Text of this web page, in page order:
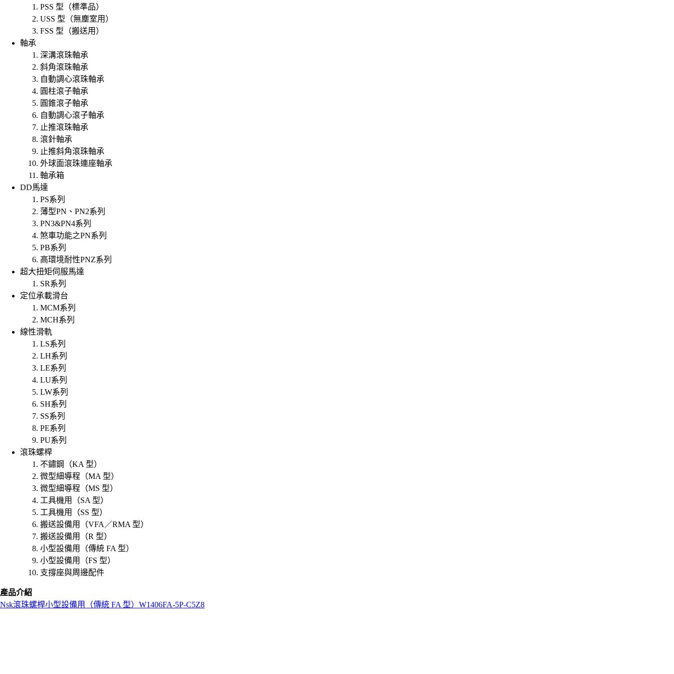
PSS 型（標準品）
USS 型（無塵室用）
FSS 型（搬送用）
軸承
深溝滾珠軸承
斜角滾珠軸承
自動調心滾珠軸承
圓柱滾子軸承
圓錐滾子軸承
自動調心滾子軸承
止推滾珠軸承
滾針軸承
止推斜角滾珠軸承
外球面滾珠連座軸承
軸承箱
DD馬達
PS系列
薄型PN、PN2系列
PN3&PN4系列
煞車功能之PN系列
PB系列
高環境耐性PNZ系列
超大扭矩伺服馬達
SR系列
定位承載滑台
MCM系列
MCH系列
線性滑軌
LS系列
LH系列
LE系列
LU系列
LW系列
SH系列
SS系列
PE系列
PU系列
滾珠螺桿
不鏽鋼（KA 型）
微型細導程（MA 型）
微型細導程（MS 型）
工具機用（SA 型）
工具機用（SS 型）
搬送設備用（VFA／RMA 型）
搬送設備用（R 型）
小型設備用（傳統 FA 型）
小型設備用（FS 型）
支撐座與周邊配件
產品介紹
Nsk滾珠螺桿小型設備用（傳統 FA 型） W1406FA-5P-C5Z8